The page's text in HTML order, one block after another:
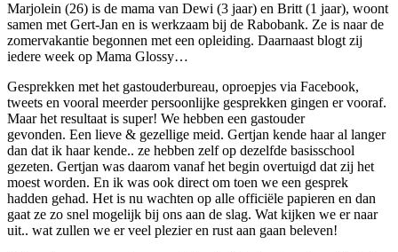
Marjolein (26) is de mama van Dewi (3 jaar) en Britt (1 jaar), woont
samen met Gert-Jan en is werkzaam bij de Rabobank. Ze is naar de
zomervakantie begonnen met een opleiding. Daarnaast blogt zij
iedere week op Mama Glossy…
Gesprekken met het gastouderbureau, oproepjes via Facebook,
tweets en vooral meerder persoonlijke gesprekken gingen er vooraf.
Maar het resultaat is super! We hebben een gastouder
gevonden. Een lieve & gezellige meid. Gertjan kende haar al langer
dan dat ik haar kende.. ze hebben zelf op dezelfde basisschool
gezeten. Gertjan was daarom vanaf het begin overtuigd dat zij het
moest worden. En ik was ook direct om toen we een gesprek
hadden gehad. Het is nu wachten op alle officiële papieren en dan
gaat ze zo snel mogelijk bij ons aan de slag. Wat kijken we er naar
uit.. wat zullen we er veel plezier en rust aan gaan beleven!